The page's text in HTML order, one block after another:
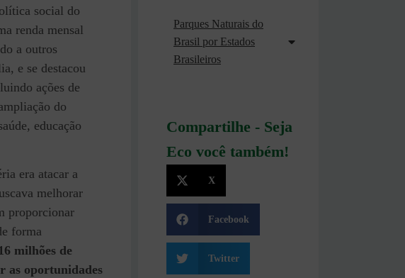
social do
renda mensal
a outros
e se destacou
ações de
do
educação
era atacar a
melhorar
proporcionar
forma
milhões de
as oportunidades
Parques Naturais do
Brasil por Estados
Brasileiros
Compartilhe - Seja
Eco você também!
X
Facebook
Twitter